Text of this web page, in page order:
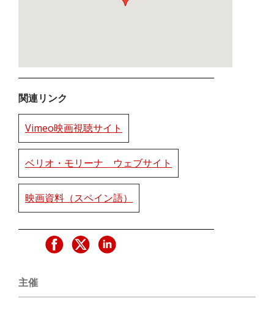
関連リンク
Vimeo映画視聴サイト
ベリオ・モリーナ ウェブサイト
映画資料（スペイン語）
主催